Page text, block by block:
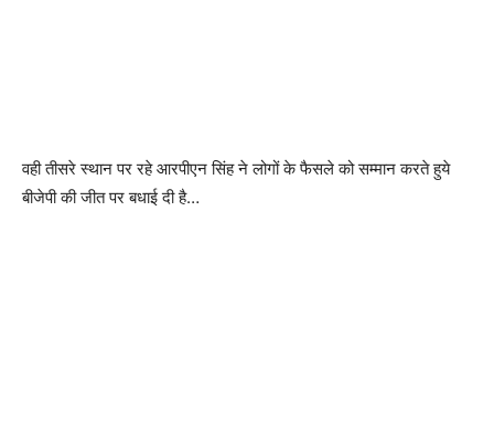
वही तीसरे स्थान पर रहे आरपीएन सिंह ने लोगों के फैसले को सम्मान करते हुये
बीजेपी की जीत पर बधाई दी है…